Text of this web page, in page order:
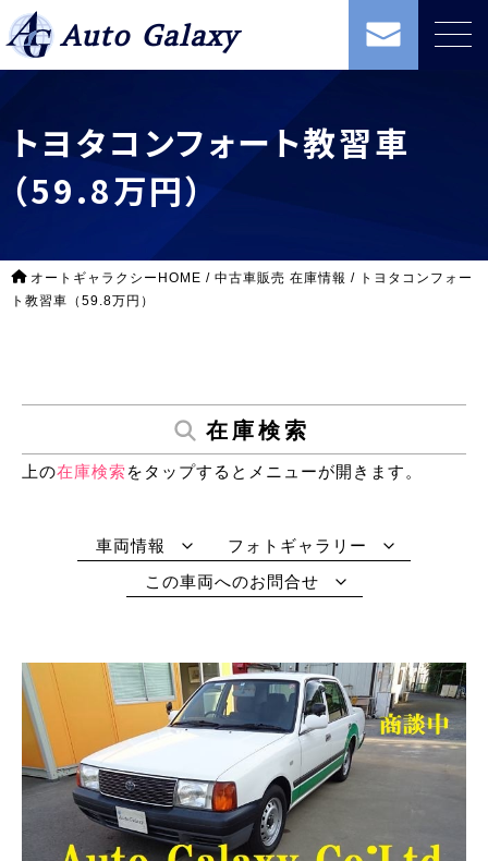
Auto Galaxy
トヨタコンフォート教習車
（59.8万円）
オートギャラクシーHOME / 中古車販売 在庫情報 / トヨタコンフォー
ト教習車（59.8万円）
在庫検索
上の在庫検索をタップするとメニューが開きます。
車両情報
フォトギャラリー
この車両へのお問合せ